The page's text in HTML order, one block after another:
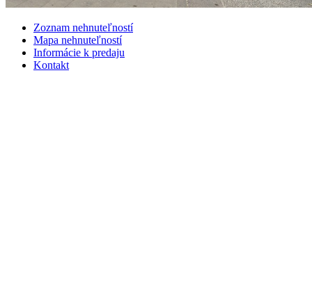
Zoznam nehnuteľností
Mapa nehnuteľností
Informácie k predaju
Kontakt